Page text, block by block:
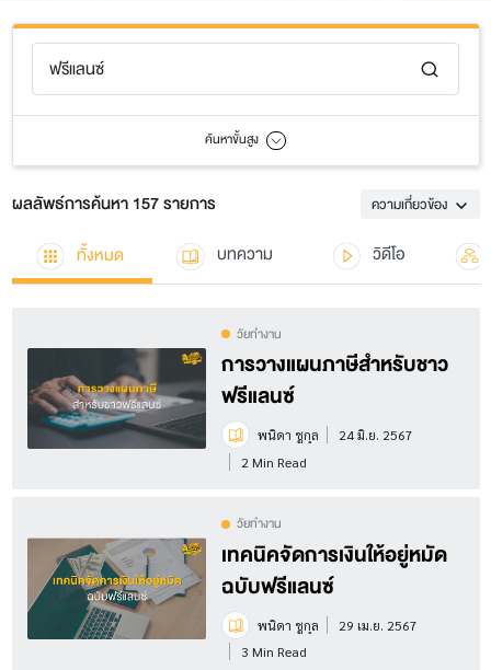
ค้นหาขั้นสูง
ผลลัพธ์การค้นหา 157 รายการ ความเกี่ยวข้อง
ทั้งหมด บทความ วิดีโอ
วัยทำงาน
การวางแผนภาษีสำหรับชาว
ฟรีแลนซ์
พนิดา ชูกุล
24 มิ.ย. 2567
2 Min Read
วัยทำงาน
เทคนิคจัดการเงินให้อยู่หมัด
ฉบับฟรีแลนซ์
พนิดา ชูกุล
29 เม.ย. 2567
3 Min Read